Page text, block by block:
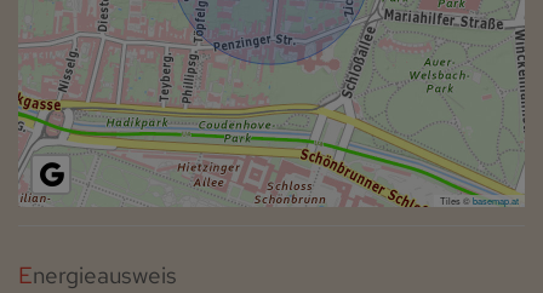
Tiles ©basemap.at
Energieausweis